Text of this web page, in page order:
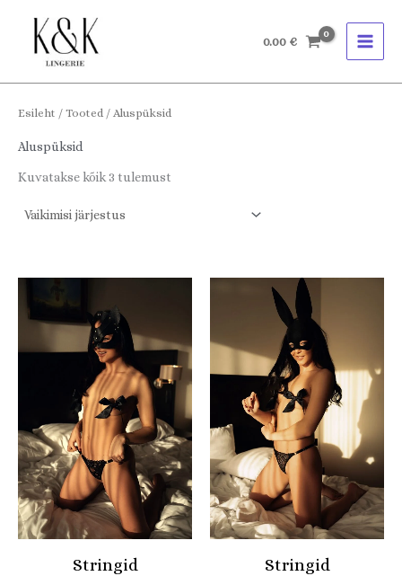
content
0.00 €
Esileht / Tooted / Aluspüksid
Aluspüksid
Kuvatakse kõik 3 tulemust
Stringid
Stringid